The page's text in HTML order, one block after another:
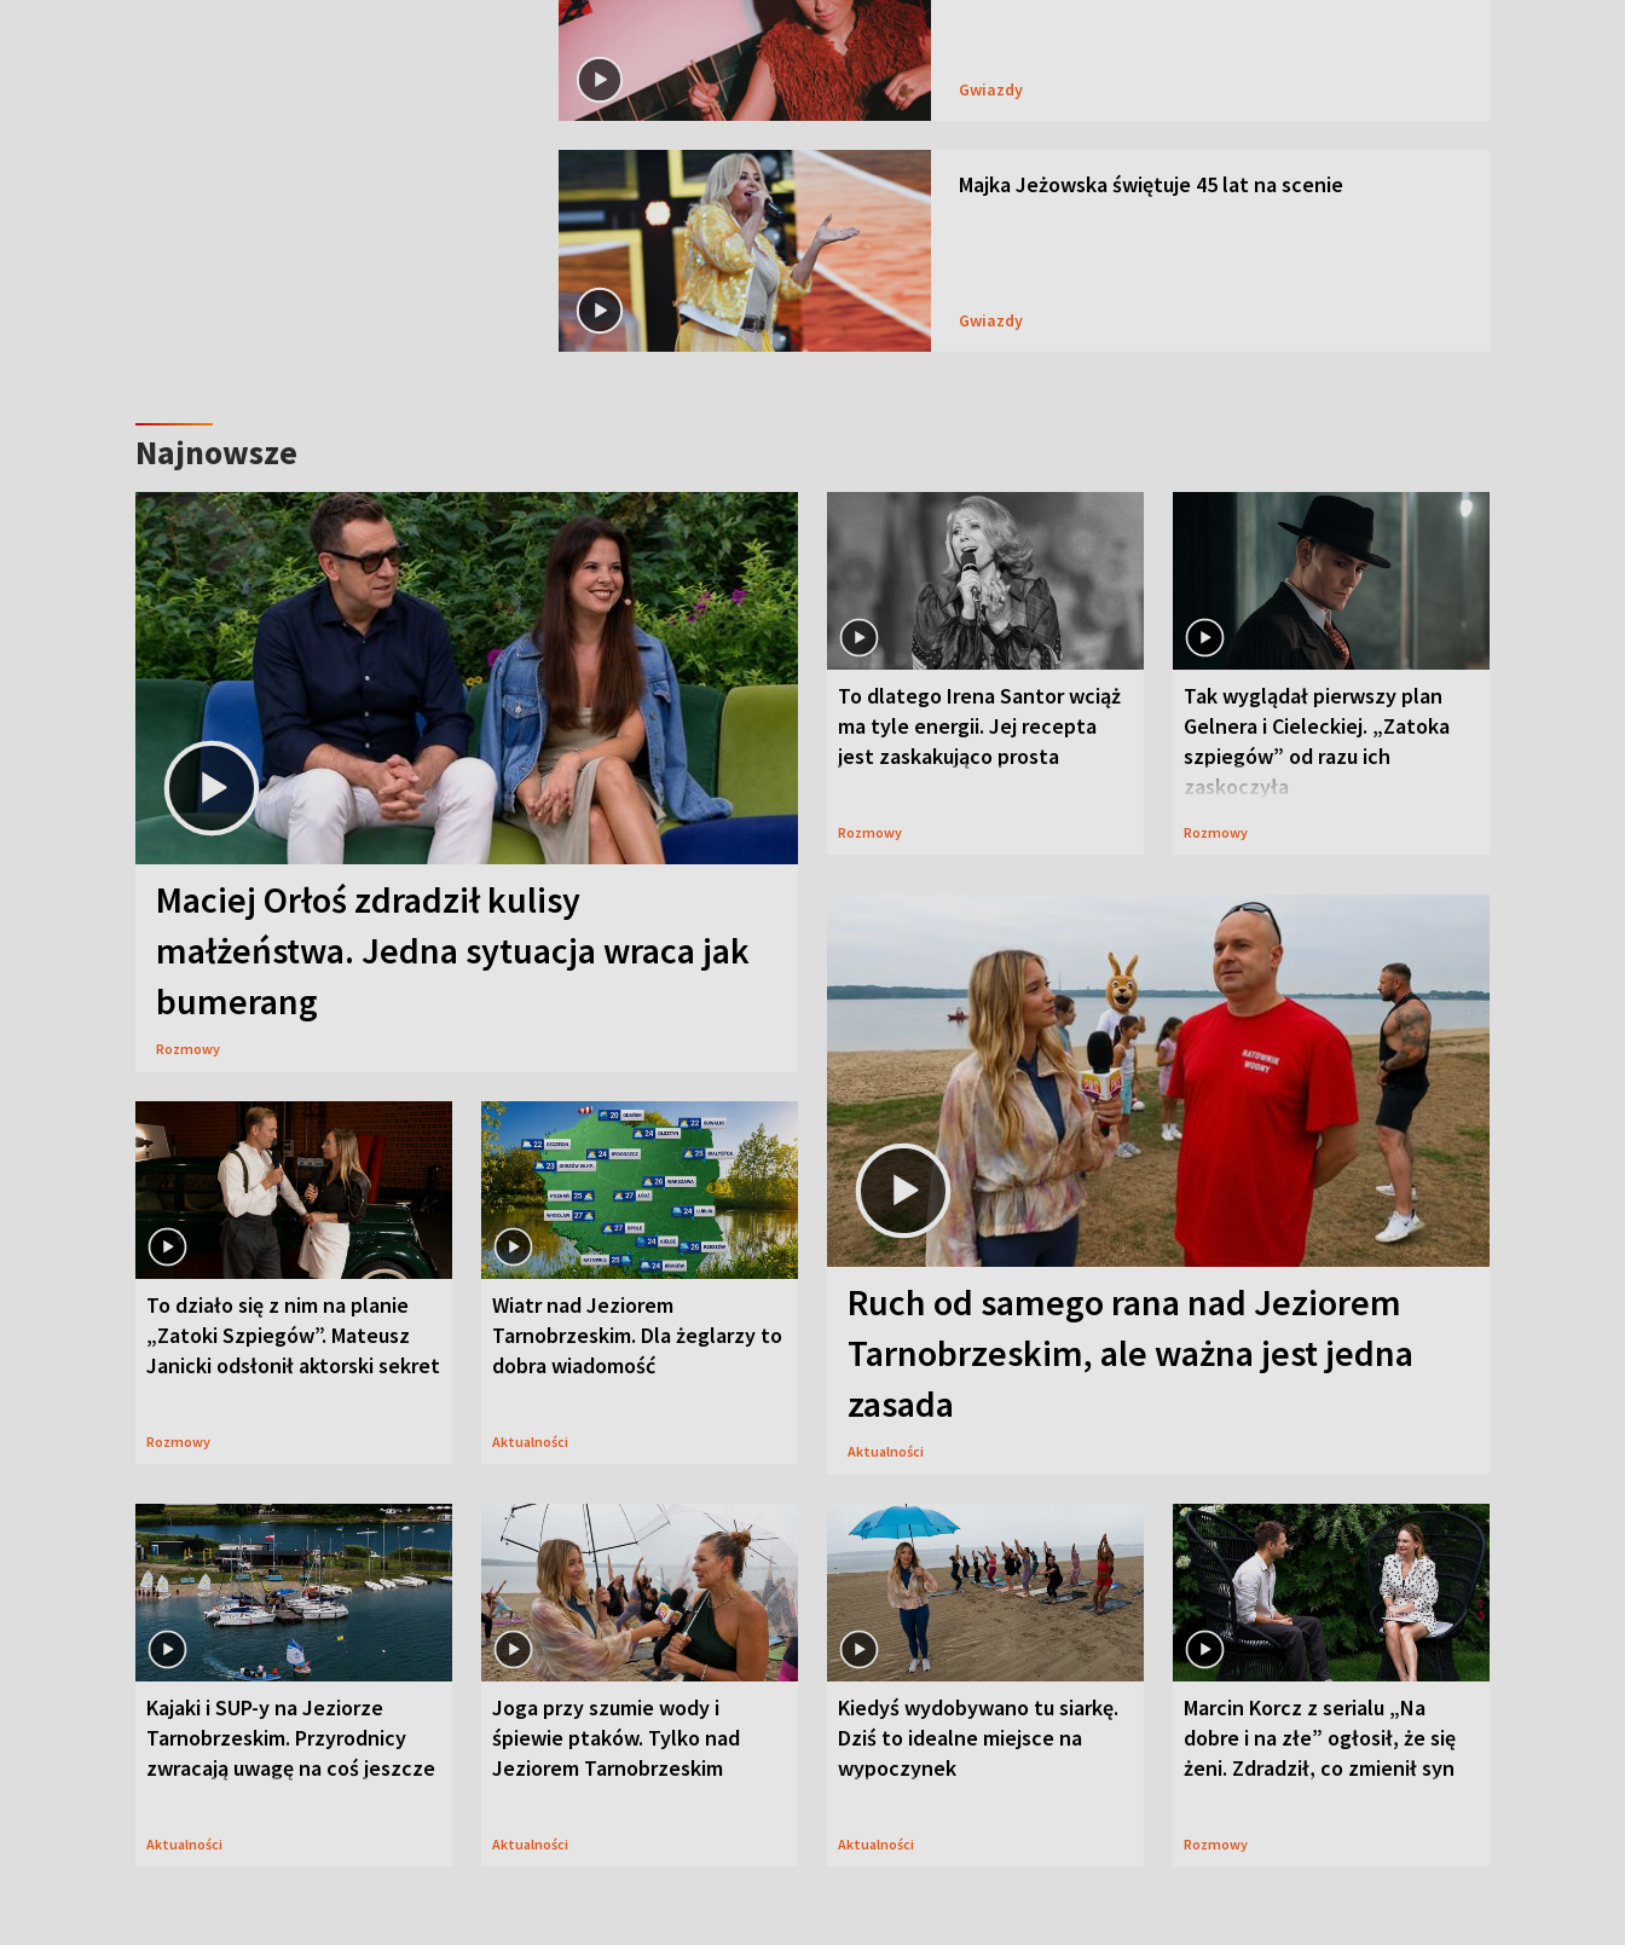
Gwiazdy
Majka Jeżowska świętuje 45 lat na scenie
Gwiazdy
Najnowsze
Maciej Orłoś zdradził kulisy
małżeństwa. Jedna sytuacja wraca jak
bumerang
Rozmowy
To dlatego Irena Santor wciąż
ma tyle energii. Jej recepta
jest zaskakująco prosta
Rozmowy
Tak wyglądał pierwszy plan
Gelnera i Cieleckiej. „Zatoka
szpiegów” od razu ich
zaskoczyła
Rozmowy
To działo się z nim na planie
„Zatoki Szpiegów”. Mateusz
Janicki odsłonił aktorski sekret
Rozmowy
Wiatr nad Jeziorem
Tarnobrzeskim. Dla żeglarzy to
dobra wiadomość
Aktualności
Ruch od samego rana nad Jeziorem
Tarnobrzeskim, ale ważna jest jedna
zasada
Aktualności
Kajaki i SUP-y na Jeziorze
Tarnobrzeskim. Przyrodnicy
zwracają uwagę na coś jeszcze
Aktualności
Joga przy szumie wody i
śpiewie ptaków. Tylko nad
Jeziorem Tarnobrzeskim
Aktualności
Kiedyś wydobywano tu siarkę.
Dziś to idealne miejsce na
wypoczynek
Aktualności
Marcin Korcz z serialu „Na
dobre i na złe” ogłosił, że się
żeni. Zdradził, co zmienił syn
Rozmowy